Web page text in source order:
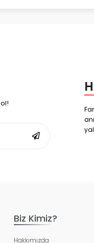
Biz Kimiz?
Hakkımızda